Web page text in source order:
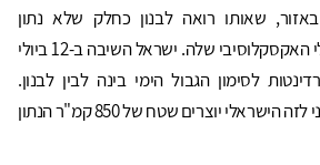
שאותו רואה לבנון כחלק שלא נתון
למחלוקת מהאזור הכלכלי האקסקלוסיבי שלה. ישראל השיבה ב-12 ביולי
לסימון הגבול הימי בינה לבין לבנון.
הפערים בין הסימון הלבנוני לזה הישראלי יוצרים שטח של 850 קמ"ר הנתון